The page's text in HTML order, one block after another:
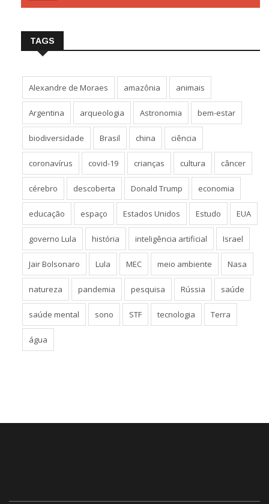
TAGS
Alexandre de Moraes amazônia animais
Argentina arqueologia Astronomia bem-estar
biodiversidade Brasil china ciência
coronavírus covid-19 crianças cultura câncer
cérebro descoberta Donald Trump economia
educação espaço Estados Unidos Estudo EUA
governo Lula história inteligência artificial Israel
Jair Bolsonaro Lula MEC meio ambiente Nasa
natureza pandemia pesquisa Rússia saúde
saúde mental sono STF tecnologia Terra
água